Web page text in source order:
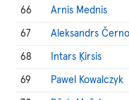
66 Arnis Mednis
67 Aleksandrs
68 Intars Ķirsis
69 Pawel Kowalczyk